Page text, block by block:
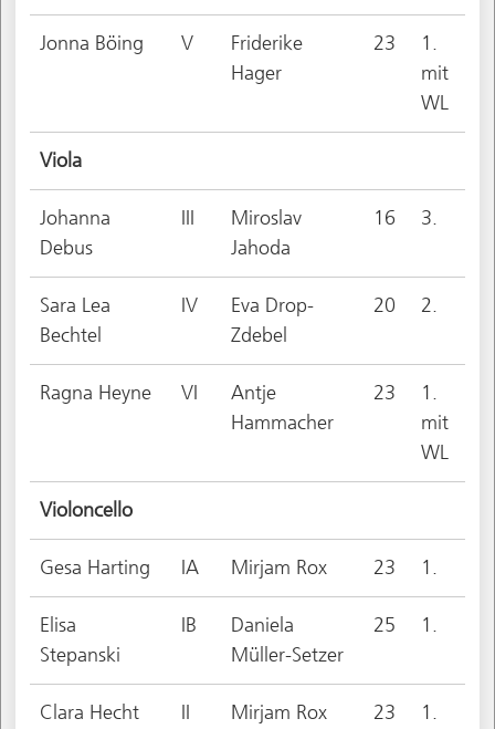
Jonna Böing V
Friderike
Hager
23
1.
mit
WL
Viola
Johanna
Debus
III
Miroslav
Jahoda
16 3.
Sara Lea
Bechtel
IV
Eva Drop-
Zdebel
20 2.
Ragna Heyne VI
Antje
Hammacher
23
1.
mit
WL
Violoncello
Gesa Harting IA Mirjam Rox 23 1.
Elisa
Stepanski
IB
Daniela
Müller-Setzer
25 1.
Clara Hecht II Mirjam Rox 23 1.